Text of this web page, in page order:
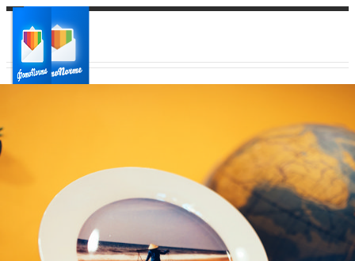
Ваш регион доставки
Выберите из списка: